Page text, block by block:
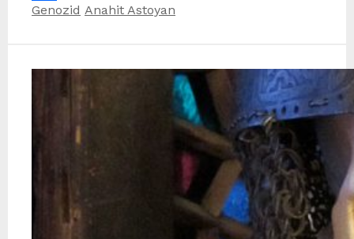
Teilen
Kategorien
Genozid Schlagwörter
Anahit Astoyan